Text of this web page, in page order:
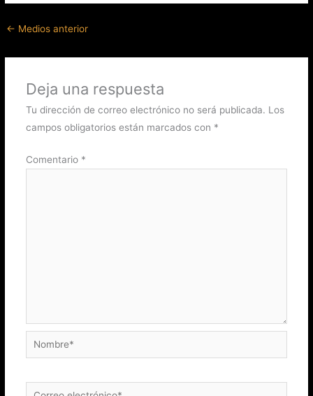
← Medios anterior
Deja una respuesta
Tu dirección de correo electrónico no será publicada. Los
campos obligatorios están marcados con *
Comentario *
Nombre*
Correo